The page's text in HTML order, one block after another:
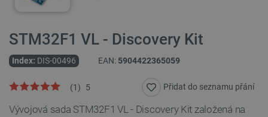
STM32F1 VL - Discovery Kit
Index: DIS-00496 EAN: 5904422365059
5
(1) Přidat do seznamu přání
Vývojová sada STM32F1 VL - Discovery Kit založená na